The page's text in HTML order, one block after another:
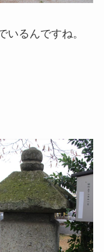
いるんですね。